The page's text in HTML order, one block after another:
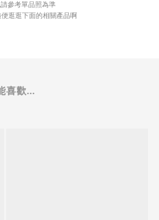
參考單品照為準
逛逛下面的相關產品啊
喜歡...